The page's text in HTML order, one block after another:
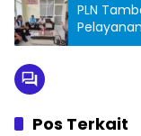
PLN
Pos Terkait